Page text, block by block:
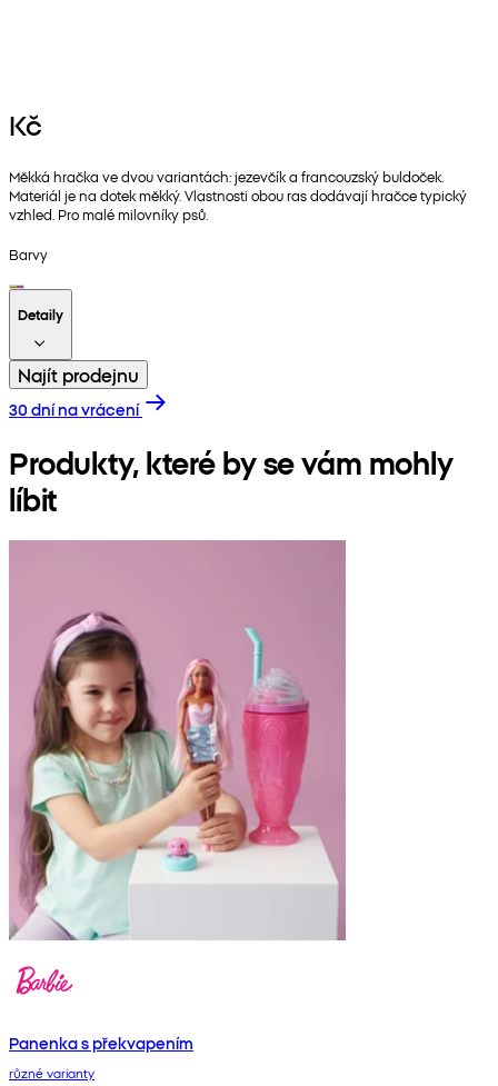
Kč
Měkká hračka ve dvou variantách: jezevčík a francouzský buldoček.
Materiál je na dotek měkký. Vlastnosti obou ras dodávají hračce typický
vzhled. Pro malé milovníky psů.
Barvy
Detaily
Najít prodejnu
30 dní na vrácení
Produkty, které by se vám mohly
líbit
Panenka s překvapením
různé varianty